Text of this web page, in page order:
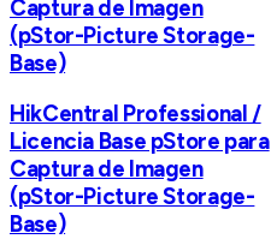
Captura de Imagen
(pStor-Picture Storage-
Base)
HikCentral Professional /
Licencia Base pStore para
Captura de Imagen
(pStor-Picture Storage-
Base)